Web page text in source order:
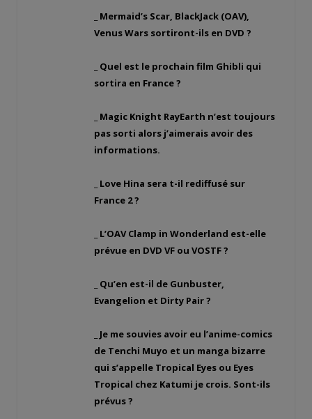
_ Mermaid’s Scar, BlackJack (OAV),
Venus Wars sortiront-ils en DVD ?
_ Quel est le prochain film Ghibli qui
sortira en France ?
_ Magic Knight RayEarth n’est toujours
pas sorti alors j’aimerais avoir des
informations.
_ Love Hina sera t-il rediffusé sur
France 2 ?
_ L’OAV Clamp in Wonderland est-elle
prévue en DVD VF ou VOSTF ?
_ Qu’en est-il de Gunbuster,
Evangelion et Dirty Pair ?
_ Je me souvies avoir eu l’anime-comics
de Tenchi Muyo et un manga bizarre
qui s’appelle Tropical Eyes ou Eyes
Tropical chez Katumi je crois. Sont-ils
prévus ?